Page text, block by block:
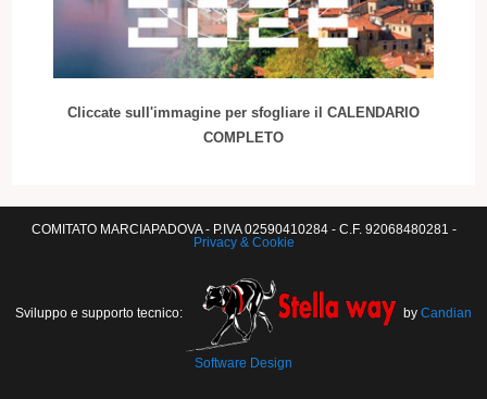
Cliccate sull'immagine per sfogliare il CALENDARIO
COMPLETO
COMITATO MARCIAPADOVA - P.IVA 02590410284 - C.F. 92068480281 -
Privacy & Cookie
Sviluppo e supporto tecnico: by Candian
Software Design